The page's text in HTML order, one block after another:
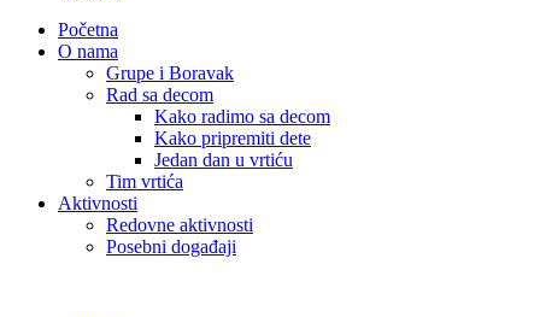
Početna
O nama
Grupe i Boravak
Rad sa decom
Kako radimo sa decom
Kako pripremiti dete
Jedan dan u vrtiću
Tim vrtića
Aktivnosti
Redovne aktivnosti
Posebni događaji